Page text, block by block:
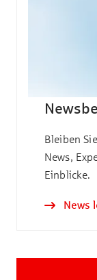
Bleiben
News,
Einblicke.
News